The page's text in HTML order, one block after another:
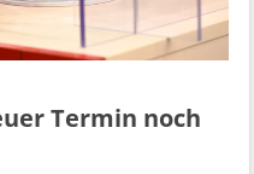
Termin noch